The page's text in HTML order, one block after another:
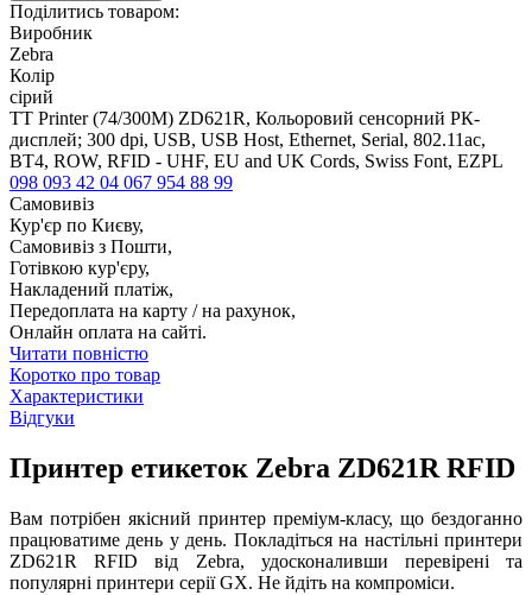
Поділитись товаром:
Виробник
Zebra
Колір
сірий
TT Printer (74/300M) ZD621R, Кольоровий сенсорний РК-
дисплей; 300 dpi, USB, USB Host, Ethernet, Serial, 802.11ac,
BT4, ROW, RFID - UHF, EU and UK Cords, Swiss Font, EZPL
098 093 42 04 067 954 88 99
Самовивіз
Кур'єр по Києву,
Самовивіз з Пошти,
Готівкою кур'єру,
Накладений платіж,
Передоплата на карту / на рахунок,
Онлайн оплата на сайті.
Читати повністю
Коротко про товар
Характеристики
Відгуки
Принтер етикеток Zebra ZD621R RFID
Вам потрібен якісний принтер преміум-класу, що бездоганно
працюватиме день у день. Покладіться на настільні принтери
ZD621R RFID від Zebra, удосконаливши перевірені та
популярні принтери серії GX. Не йдіть на компроміси.